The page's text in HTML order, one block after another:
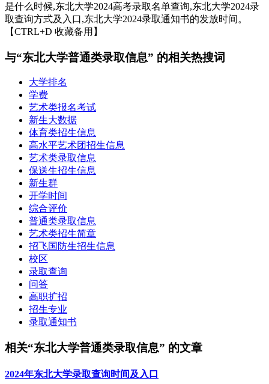
是什么时候,东北大学2024高考录取名单查询,东北大学2024录
取查询方式及入口,东北大学2024录取通知书的发放时间。
【CTRL+D 收藏备用】
与“东北大学普通类录取信息” 的相关热搜词
大学排名
学费
艺术类报名考试
新生大数据
体育类招生信息
高水平艺术团招生信息
艺术类录取信息
保送生招生信息
新生群
开学时间
综合评价
普通类录取信息
艺术类招生简章
招飞国防生招生信息
校区
录取查询
问答
高职扩招
招生专业
录取通知书
相关“东北大学普通类录取信息” 的文章
2024年东北大学录取查询时间及入口